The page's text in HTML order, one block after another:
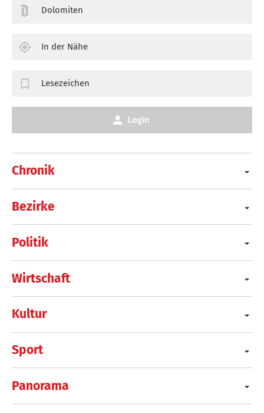
Chronik
Bezirke
Politik
Wirtschaft
Kultur
Sport
Panorama
Dolomiten
In der Nähe
Lesezeichen
Login